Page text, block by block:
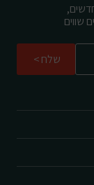
שווים
שלח